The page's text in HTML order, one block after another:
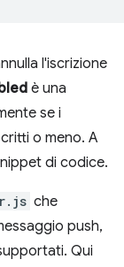
l'iscrizione
è una
se i
o meno. A
di codice.
che
push,
Qui